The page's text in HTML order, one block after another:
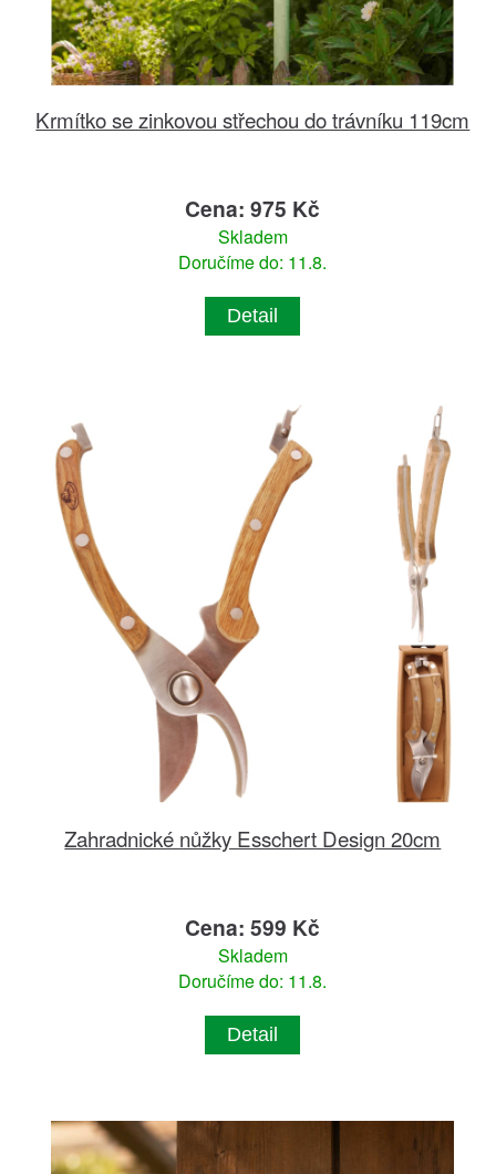
Krmítko se zinkovou střechou do trávníku 119cm
Cena: 975 Kč
Skladem
Doručíme do: 11.8.
Detail
Zahradnické nůžky Esschert Design 20cm
Cena: 599 Kč
Skladem
Doručíme do: 11.8.
Detail